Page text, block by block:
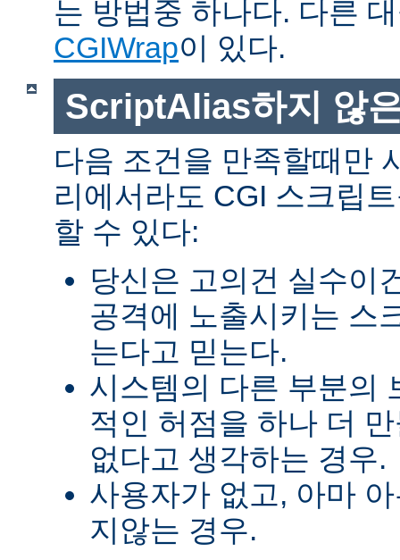
는 방법중 하나다. 다른
CGIWrap이 있다.
ScriptAlias하지 않
다음 조건을 만족할때만
리에서라도 CGI 스크립
할 수 있다:
당신은 고의건 실수이
공격에 노출시키는 스
는다고 믿는다.
시스템의 다른 부분의
적인 허점을 하나 더
없다고 생각하는 경우.
사용자가 없고, 아마
지않는 경우.